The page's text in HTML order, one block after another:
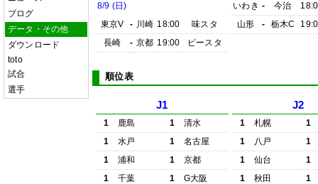
ブログ
データ・その他
ダウンロード
toto
試合
選手
8/9 (日)
東京V
- 川崎 18:00
味スタ
長崎
- 京都 19:00 ピースタ
いわき - 今治
山形
- 栃木C
順位表
J1
1 鹿島 1
清水
1
水戸 1
名古屋
1
浦和 1
京都
1
千葉 1
G大阪
J2
1 札幌
1
1
八戸
1
1
仙台
1
1
秋田
1